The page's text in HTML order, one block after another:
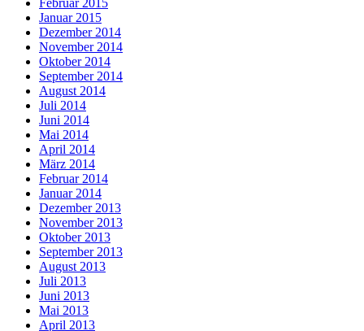
Februar 2015
Januar 2015
Dezember 2014
November 2014
Oktober 2014
September 2014
August 2014
Juli 2014
Juni 2014
Mai 2014
April 2014
März 2014
Februar 2014
Januar 2014
Dezember 2013
November 2013
Oktober 2013
September 2013
August 2013
Juli 2013
Juni 2013
Mai 2013
April 2013